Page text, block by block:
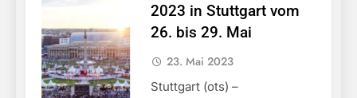
2023 in Stuttgart vom
26. bis 29. Mai
23. Mai 2023
Stuttgart (ots) –